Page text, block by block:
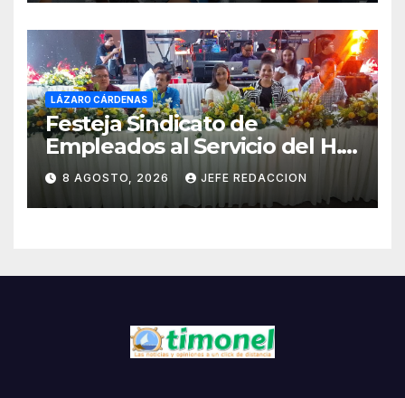
LÁZARO CÁRDENAS
Festeja Sindicato de
Empleados al Servicio del H.
Ayuntamiento de LZC Día del
Empleado Municipal
8 AGOSTO, 2026 JEFE REDACCION